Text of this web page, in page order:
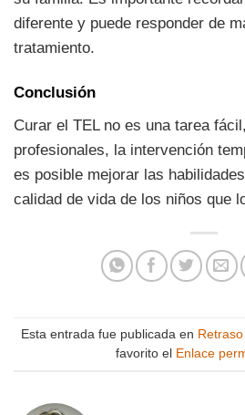
diferente y puede responder de
tratamiento.
Conclusión
Curar el TEL no es una tarea
profesionales, la intervención
es posible mejorar las
calidad de vida de los niños que
Esta entrada fue publicada en
favorito el Enlace